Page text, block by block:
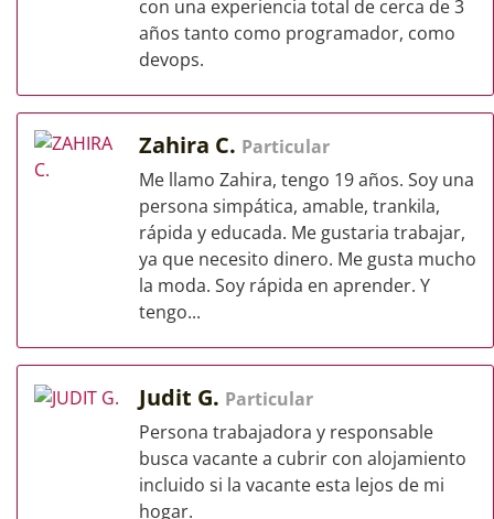
con una experiencia total de cerca de 3
años tanto como programador, como
devops.
Zahira C. Particular
Me llamo Zahira, tengo 19 años. Soy una
persona simpática, amable, trankila,
rápida y educada. Me gustaria trabajar,
ya que necesito dinero. Me gusta mucho
la moda. Soy rápida en aprender. Y
tengo...
Judit G. Particular
Persona trabajadora y responsable
busca vacante a cubrir con alojamiento
incluido si la vacante esta lejos de mi
hogar.